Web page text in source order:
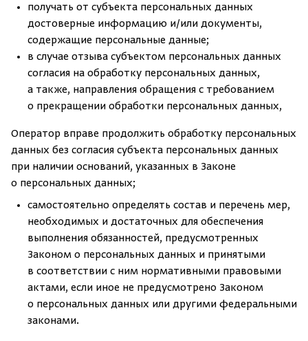
получать от субъекта персональных данных
достоверные информацию и/или документы,
содержащие персональные данные;
в случае отзыва субъектом персональных данных
согласия на обработку персональных данных,
а также, направления обращения с требованием
о прекращении обработки персональных данных,
Оператор вправе продолжить обработку персональных
данных без согласия субъекта персональных данных
при наличии оснований, указанных в Законе
о персональных данных;
самостоятельно определять состав и перечень мер,
необходимых и достаточных для обеспечения
выполнения обязанностей, предусмотренных
Законом о персональных данных и принятыми
в соответствии с ним нормативными правовыми
актами, если иное не предусмотрено Законом
о персональных данных или другими федеральными
законами.